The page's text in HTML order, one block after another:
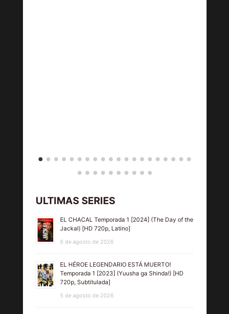
ULTIMAS SERIES
EL CHACAL Temporada 1 [2024] (The Day of the
Jackal) [HD 720p, Latino]
6 de agosto de 2026
EL HÉROE LEGENDARIO ESTÁ MUERTO!
Temporada 1 [2023] (Yuusha ga Shinda!) [HD
720p, Subtitulada]
5 de agosto de 2026